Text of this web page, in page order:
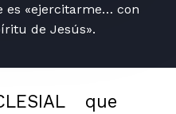
es «ejercitarme… con
de Jesús».
que